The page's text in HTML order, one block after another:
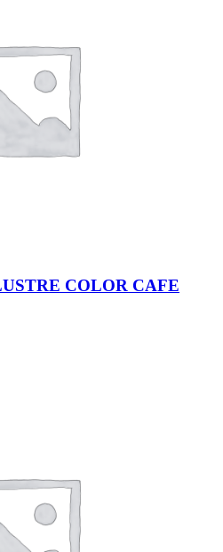
COLOR CAFE